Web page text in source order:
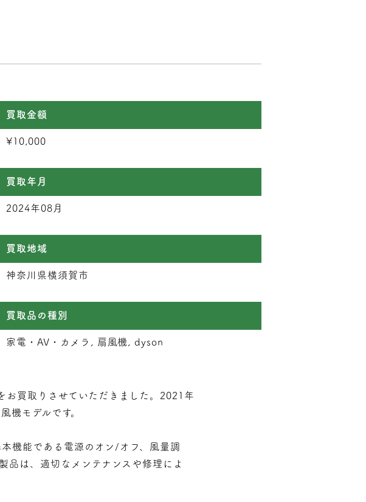
買取金額
¥10,000
買取年月
2024年08月
買取地域
神奈川県横須賀市
買取品の種別
家電・AV・カメラ, 扇風機, dyson
お買取りさせていただきました。2021年
機モデルです。
機能である電源のオン/オフ、風量調
品は、適切なメンテナンスや修理によ